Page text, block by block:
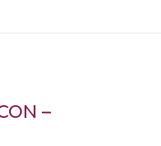
–